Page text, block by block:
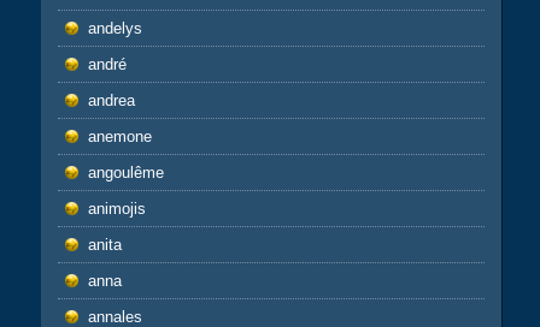
andelys
andré
andrea
anemone
angoulême
animojis
anita
anna
annales